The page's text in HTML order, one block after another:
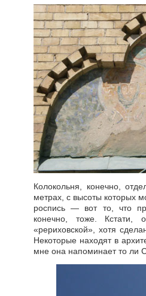
Колокольня, конечно,
метрах, с высоты которых
роспись — вот то, что
конечно, тоже. Кстати,
«рериховской», хотя
Некоторые находят в
мне она напоминает то ли